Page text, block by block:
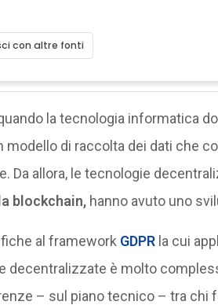
con altre fonti
la tecnologia informatica
di raccolta dei dati che
Da allora, le tecnologie
blockchain, hanno avuto uno
al framework GDPRla cui
decentralizzate è molto
– sul piano tecnico – tra chi